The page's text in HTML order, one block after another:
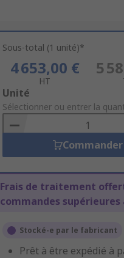
Sous-total (1 unité)*
4 653,00 €
HT
5
Add
to
Basket
Unité
Sélectionner ou entrer la
Commander
Frais de traitement
commandes supérieures
Stocké-e par le fabricant
Prêt à être expédié à